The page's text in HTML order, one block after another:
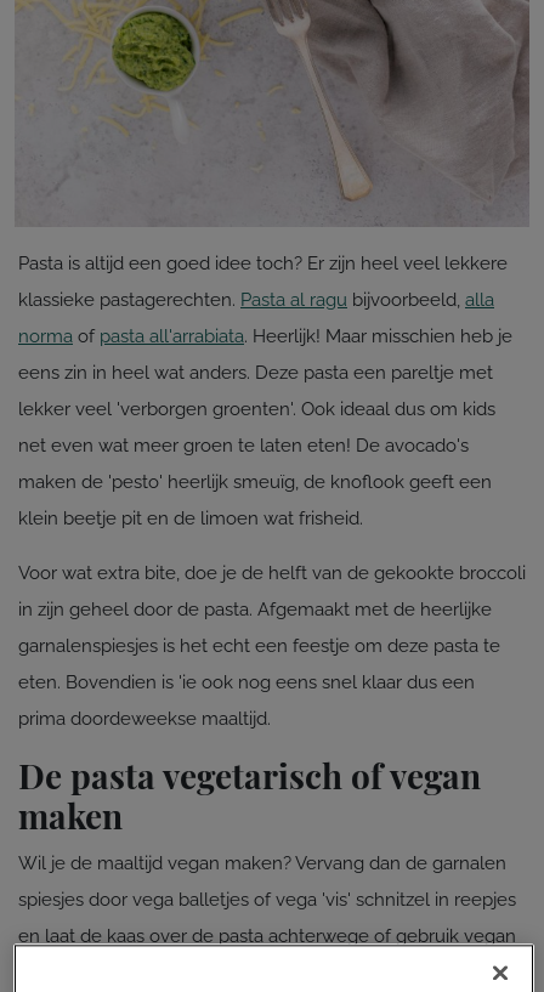
Pasta is altijd een goed idee toch? Er zijn heel veel lekkere
klassieke pastagerechten. Pasta al ragu bijvoorbeeld, alla
norma of pasta all'arrabiata. Heerlijk! Maar misschien heb je
eens zin in heel wat anders. Deze pasta een pareltje met
lekker veel 'verborgen groenten'. Ook ideaal dus om kids
net even wat meer groen te laten eten! De avocado's
maken de 'pesto' heerlijk smeuïg, de knoflook geeft een
klein beetje pit en de limoen wat frisheid.
Voor wat extra bite, doe je de helft van de gekookte broccoli
in zijn geheel door de pasta. Afgemaakt met de heerlijke
garnalenspiesjes is het echt een feestje om deze pasta te
eten. Bovendien is 'ie ook nog eens snel klaar dus een
prima doordeweekse maaltijd.
De pasta vegetarisch of vegan
maken
Wil je de maaltijd vegan maken? Vervang dan de garnalen
spiesjes door vega balletjes of vega 'vis' schnitzel in reepjes
en laat de kaas over de pasta achterwege of gebruik vegan